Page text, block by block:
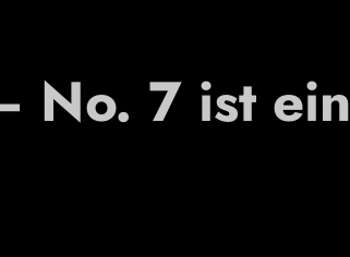
No. 7 ist ein